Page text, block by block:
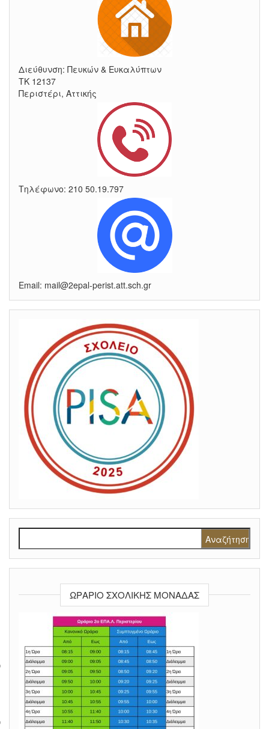
Διεύθυνση: Πευκών & Ευκαλύπτων
ΤΚ 12137
Περιστέρι, Αττικής
Τηλέφωνο: 210 50.19.797
Email: mail@2epal-perist.att.sch.gr
ΩΡΆΡΙΟ ΣΧΟΛΙΚΉΣ ΜΟΝΆΔΑΣ